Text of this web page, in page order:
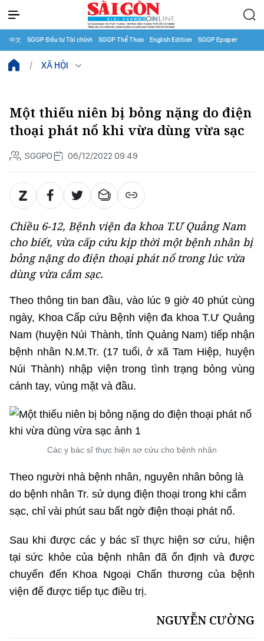
中文 SGGP Đầu tư Tài chính SGGP Thể Thao English Edition SGGP Epaper
XÃ HỘI
Một thiếu niên bị bỏng nặng do điện
thoại phát nổ khi vừa dùng vừa sạc
SGGPO 06/12/2022 09:49
Chiều 6-12, Bệnh viện đa khoa T.Ư Quảng Nam
cho biết, vừa cấp cứu kịp thời một bệnh nhân bị
bỏng nặng do điện thoại phát nổ trong lúc vừa
dùng vừa cắm sạc.
Theo thông tin ban đầu, vào lúc 9 giờ 40 phút cùng
ngày, Khoa Cấp cứu Bệnh viện đa khoa T.Ư Quảng
Nam (huyện Núi Thành, tỉnh Quảng Nam) tiếp nhận
bệnh nhân N.M.Tr. (17 tuổi, ở xã Tam Hiệp, huyện
Núi Thành) nhập viện trong tình trạng bỏng vùng
cánh tay, vùng mặt và đầu.
Các y bác sĩ thực hiện sơ cứu cho bệnh nhân
Theo người nhà bệnh nhân, nguyên nhân bỏng là
do bệnh nhân Tr. sử dụng điện thoại trong khi cắm
sạc, chỉ vài phút sau bất ngờ điện thoại phát nổ.
Sau khi được các y bác sĩ thực hiện sơ cứu, hiện
tại sức khỏe của bệnh nhân đã ổn định và được
chuyển đến Khoa Ngoại Chấn thương của bệnh
viện để được tiếp tục điều trị.
NGUYỄN CƯỜNG